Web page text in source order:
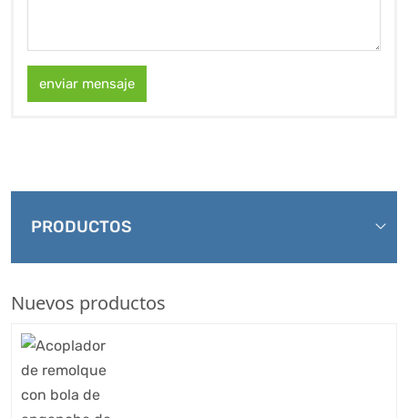
enviar mensaje
PRODUCTOS
Nuevos productos